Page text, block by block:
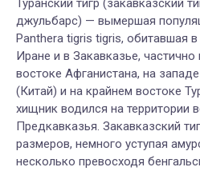
Туранский тигр (закавказский
джульбарс) — вымершая
Panthera tigris tigris, обитавшая
Иране и в Закавказье,
востоке Афганистана, на
(Китай) и на крайнем востоке
хищник водился на территории
Предкавказья. Закавказский
размеров, немного уступая
несколько превосходя